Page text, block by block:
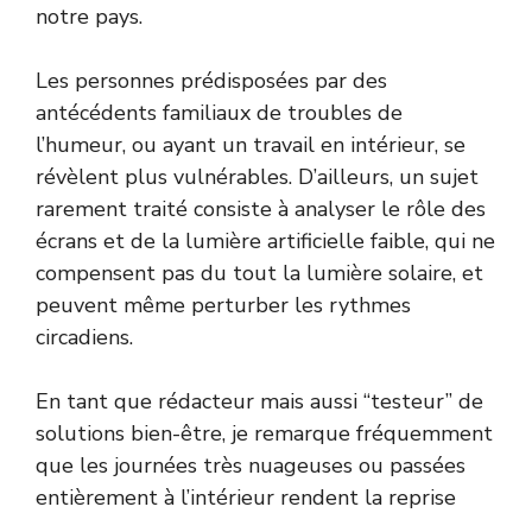
notre pays.
Les personnes prédisposées par des
antécédents familiaux de troubles de
l’humeur, ou ayant un travail en intérieur, se
révèlent plus vulnérables. D’ailleurs, un sujet
rarement traité consiste à analyser le rôle des
écrans et de la lumière artificielle faible, qui ne
compensent pas du tout la lumière solaire, et
peuvent même perturber les rythmes
circadiens.
En tant que rédacteur mais aussi “testeur” de
solutions bien-être, je remarque fréquemment
que les journées très nuageuses ou passées
entièrement à l’intérieur rendent la reprise